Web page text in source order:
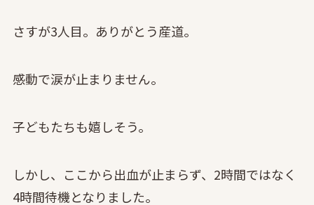
さすが3人目。ありがとう産道。
感動で涙が止まりません。
子どもたちも嬉しそう。
しかし、ここから出血が止まらず、2時間ではなく
4時間待機となりました。